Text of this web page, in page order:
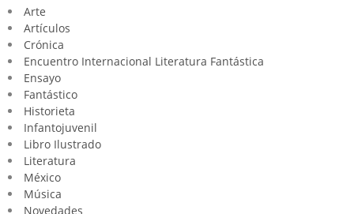
Arte
Artículos
Crónica
Encuentro Internacional Literatura Fantástica
Ensayo
Fantástico
Historieta
Infantojuvenil
Libro Ilustrado
Literatura
México
Música
Novedades